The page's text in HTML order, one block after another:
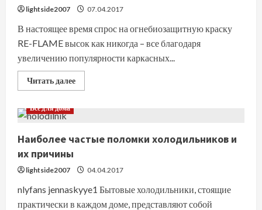
lightside2007 07.04.2017
В настоящее время спрос на огнебиозащитную краску
RE-FLAME высок как никогда – все благодаря
увеличению популярности каркасных...
Читать далееПрочитать
больше
характеристики
Все для дома
Наиболее частые поломки холодильников и
их причины
lightside2007 04.04.2017
nlyfans jennaskyye1 Бытовые холодильники, стоящие
практически в каждом доме, представляют собой